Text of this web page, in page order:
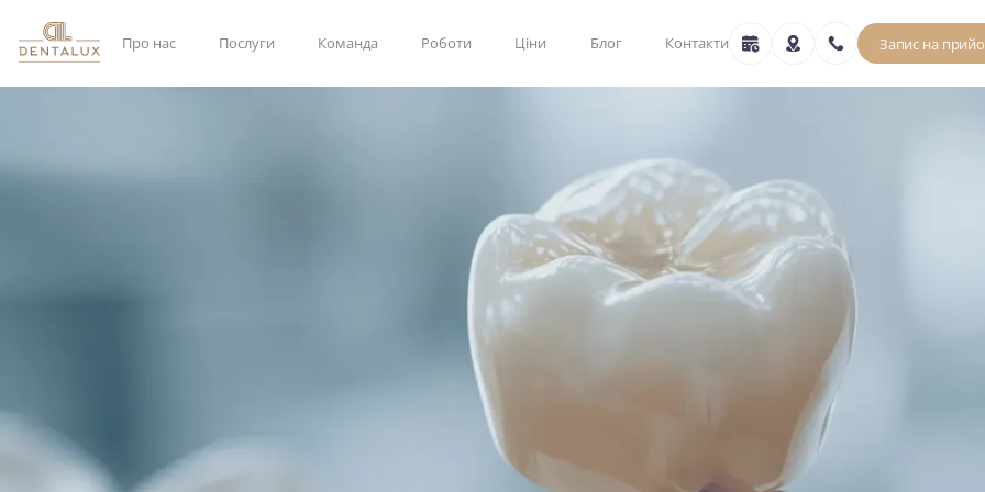
Про нас Послуги Команда Роботи Ціни Блог Контакти Запис на